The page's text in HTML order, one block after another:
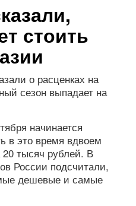
стоить
о расценках на
сезон выпадает на
начинается
в это время вдвоем
тысяч рублей. В
России подсчитали,
дешевые и самые